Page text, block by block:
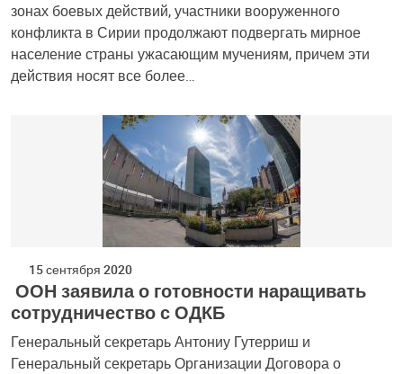
зонах боевых действий, участники вооруженного
конфликта в Сирии продолжают подвергать мирное
население страны ужасающим мучениям, причем эти
действия носят все более…
15 сентября 2020
ООН заявила о готовности наращивать
сотрудничество с ОДКБ
Генеральный секретарь Антониу Гутерриш и
Генеральный секретарь Организации Договора о